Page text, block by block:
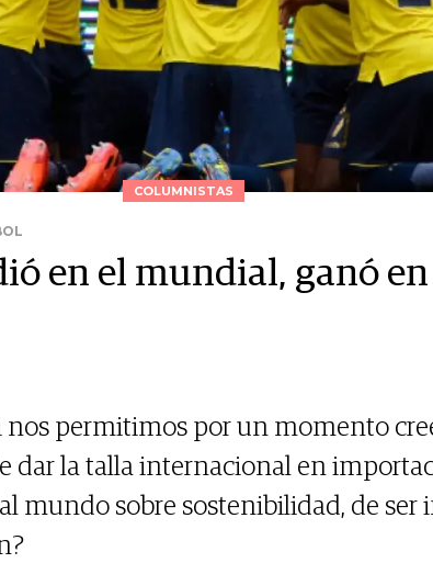
COLUMNISTAS
en el mundial, ganó en
nos permitimos por un momento
dar la talla internacional en
mundo sobre sostenibilidad, de ser